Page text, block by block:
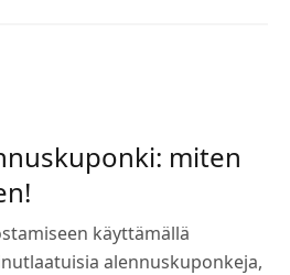
miten
käyttämällä
alennuskuponkeja,